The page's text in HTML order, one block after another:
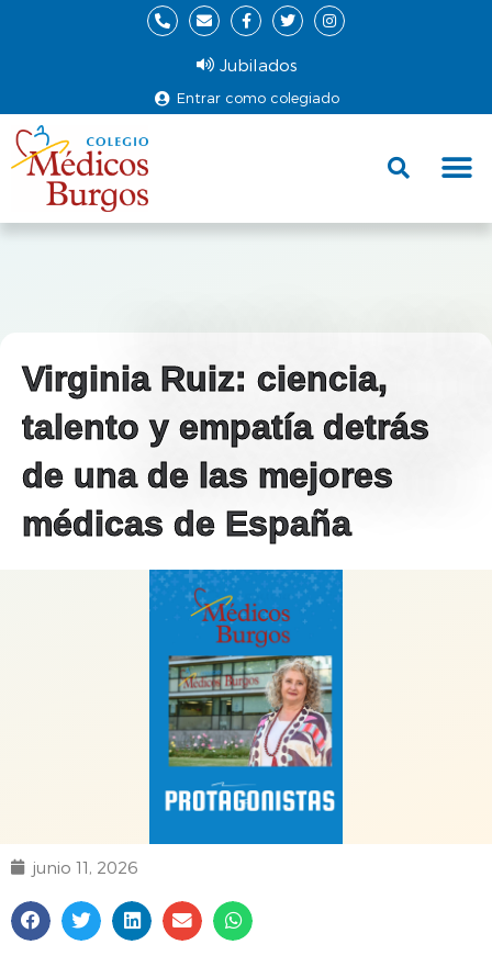
Entrar como colegiado
Jubilados
Virginia Ruiz: ciencia,
talento y empatía detrás
de una de las mejores
médicas de España
junio 11, 2026